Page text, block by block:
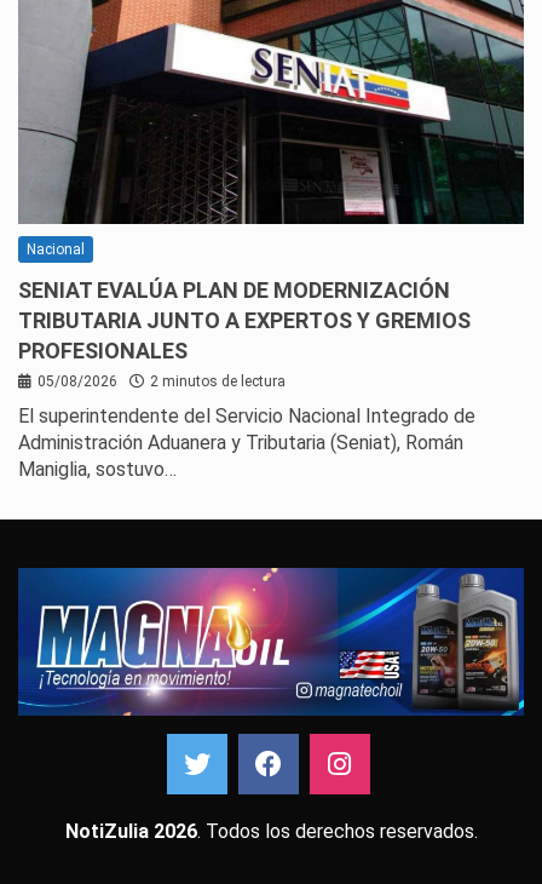
Nacional
SENIAT EVALÚA PLAN DE MODERNIZACIÓN
TRIBUTARIA JUNTO A EXPERTOS Y GREMIOS
PROFESIONALES
05/08/2026 2 minutos de lectura
El superintendente del Servicio Nacional Integrado de
Administración Aduanera y Tributaria (Seniat), Román
Maniglia, sostuvo…
NotiZulia 2026. Todos los derechos reservados.